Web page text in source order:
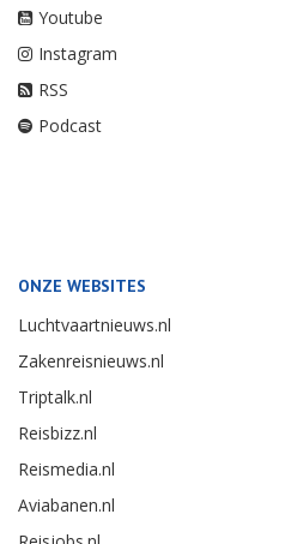
Youtube
Instagram
RSS
Podcast
ONZE WEBSITES
Luchtvaartnieuws.nl
Zakenreisnieuws.nl
Triptalk.nl
Reisbizz.nl
Reismedia.nl
Aviabanen.nl